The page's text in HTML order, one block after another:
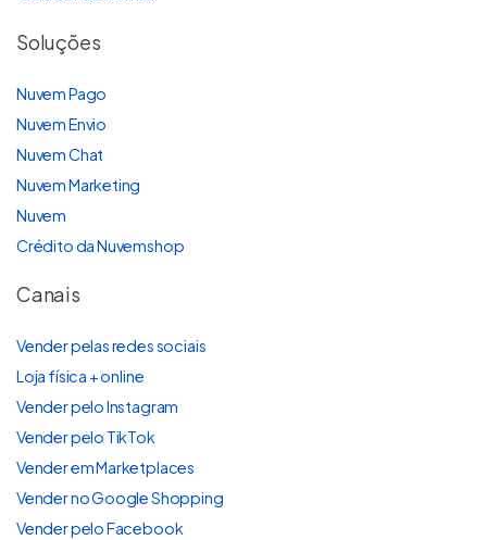
Soluções
Nuvem Pago
Nuvem Envio
Nuvem Chat
Nuvem Marketing
Nuvem
Crédito da Nuvemshop
Canais
Vender pelas redes sociais
Loja física + online
Vender pelo Instagram
Vender pelo TikTok
Vender em Marketplaces
Vender no Google Shopping
Vender pelo Facebook